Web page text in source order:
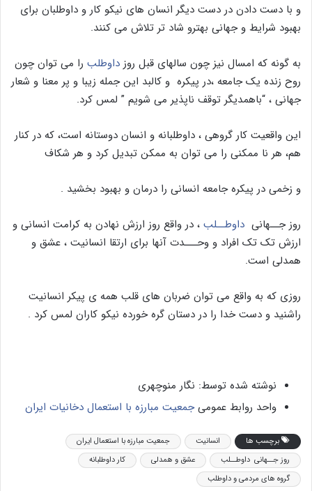
و با دست دادن در دست دیگر انسان های نیکو کار و داوطلبان برای
بهبود شرایط و جهانی بهترو شاد تر تلاش می کنند.
به گونه که امسال نیز چون سالهای قبل روز داوطلب را می توان چون
روح زنده یک جامعه ،در پیکره و کالبد این جمله زیبا و پر معنا و شعار
جهانی ، “باهمدیگر توقف ناپذیر می شویم ” لمس کرد.
این واقعیت کار گروهی ، داوطلبانه و انسان دوستانه است، که در کنار
هم، هر نا ممکنی را می توان به ممکن تبدیل کرد و هر شکاف
و زخمی در پیکره جامعه انسانی را درمان و بهبود بخشید .
روز جــهانی داوطــلب ، در واقع روز ارزش نهادن به کرامت انسانی و
ارزش تک تک افراد و وحـــدت آنها برای ارتقا انسانیت ، عشق و
همدلی است.
روزی که به واقع می توان ضربان های قلب همه ی پیکر انسانیت
راشنید و دست خدا را در دستان گره خورده نیکو کاران لمس کرد .
نوشته شده توسط: نگار منوچهری
واحد روابط عمومیجمعیت مبارزه با استعمال دخانیات ایران
برچسب ها انسانیت
جمعیت مبارزه با استعمال ایران
روز جــهانی داوطــلب
عشق و همدلی
کار داوطلبانه
گروه های مردمی و داوطلب